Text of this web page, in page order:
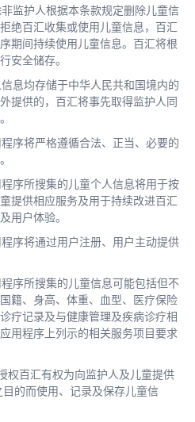
监护人根据本条款规定删除儿童信
绝百汇收集或使用儿童信息，百汇
期间持续使用儿童信息。百汇将根
安全储存。
息均存储于中华人民共和国境内的
提供的，百汇将事先取得监护人同
序将严格遵循合法、正当、必要的
序所搜集的儿童个人信息将用于按
提供相应服务及用于持续改进百汇
用户体验。
序将通过用户注册、用户主动提供
序所搜集的儿童信息可能包括但不
籍、身高、体重、血型、医疗保险
疗记录及与健康管理及疾病诊疗相
用程序上列示的相关服务项目要求
权百汇有权为向监护人及儿童提供
的而使用、记录及保存儿童信